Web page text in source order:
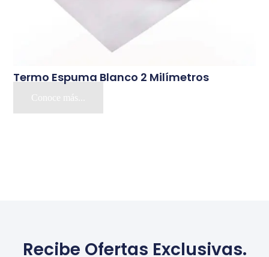
Termo Espuma Blanco 2 Milímetros
Conoce más...
Recibe Ofertas Exclusivas.